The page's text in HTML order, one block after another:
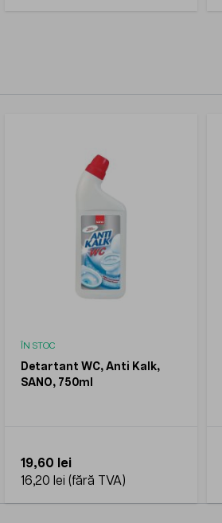
ÎN STOC
Detartant WC, Anti Kalk,
SANO, 750ml
19,60 lei
16,20 lei